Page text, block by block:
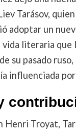
Tarásov,
adoptar un
vida literaria que
su pasado ruso,
influenciada
Henri Troyat,